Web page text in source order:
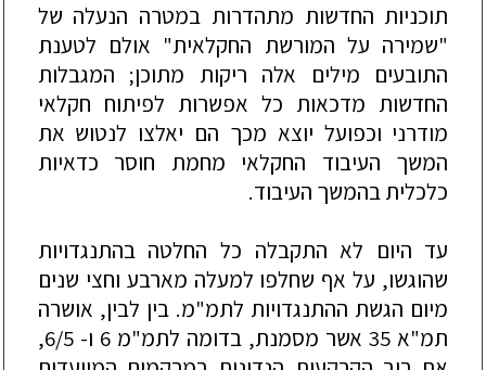
תוכניות החדשות מתהדרות במטרה הנעלה של
"שמירה על המורשת החקלאית" אולם לטענת
התובעים מילים אלה ריקות מתוכן; המגבלות
החדשות מדכאות כל אפשרות לפיתוח חקלאי
מודרני וכפועל יוצא מכך הם יאלצו לנטוש את
המשך העיבוד החקלאי מחמת חוסר כדאיות
כלכלית בהמשך העיבוד.
עד היום לא התקבלה כל החלטה בהתנגדויות
שהוגשו, על אף שחלפו למעלה מארבע וחצי שנים
מיום הגשת ההתנגדויות לתמ"מ. בין לבין, אושרה
תמ"א 35 אשר מסמנת, בדומה לתמ"מ 6 ו- 6/5,